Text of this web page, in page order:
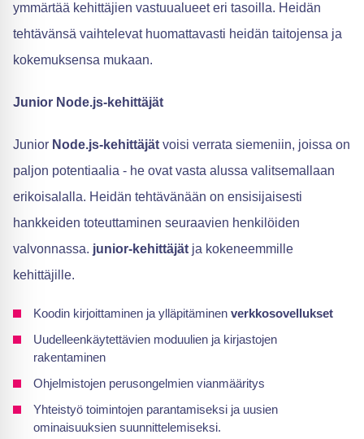
ymmärtää kehittäjien vastuualueet eri tasoilla. Heidän
tehtävänsä vaihtelevat huomattavasti heidän taitojensa ja
kokemuksensa mukaan.
Junior Node.js-kehittäjät
Junior Node.js-kehittäjät voisi verrata siemeniin, joissa on
paljon potentiaalia - he ovat vasta alussa valitsemallaan
erikoisalalla. Heidän tehtävänään on ensisijaisesti
hankkeiden toteuttaminen seuraavien henkilöiden
valvonnassa. junior-kehittäjät ja kokeneemmille
kehittäjille.
Koodin kirjoittaminen ja ylläpitäminen verkkosovellukset
Uudelleenkäytettävien moduulien ja kirjastojen
rakentaminen
Ohjelmistojen perusongelmien vianmääritys
Yhteistyö toimintojen parantamiseksi ja uusien
ominaisuuksien suunnittelemiseksi.